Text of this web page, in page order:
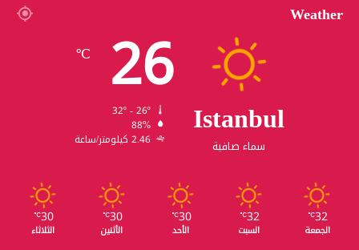
Weather
Istanbul
سماء صافية
26
℃
88%
2.46 كيلومتر/ساعة
32
℃
الجمعة
32
℃
السبت
30
℃
الأحد
30
℃
الأثنين
30
℃
الثلاثاء